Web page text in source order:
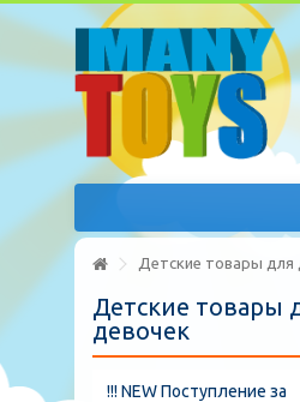
Детские товары для
Детские товары
девочек
!!! NEW Поступление за